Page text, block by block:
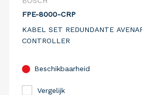
FPE-8000-CRP
KABEL SET REDUNDANTE
CONTROLLER
Beschikbaarheid
Vergelijk